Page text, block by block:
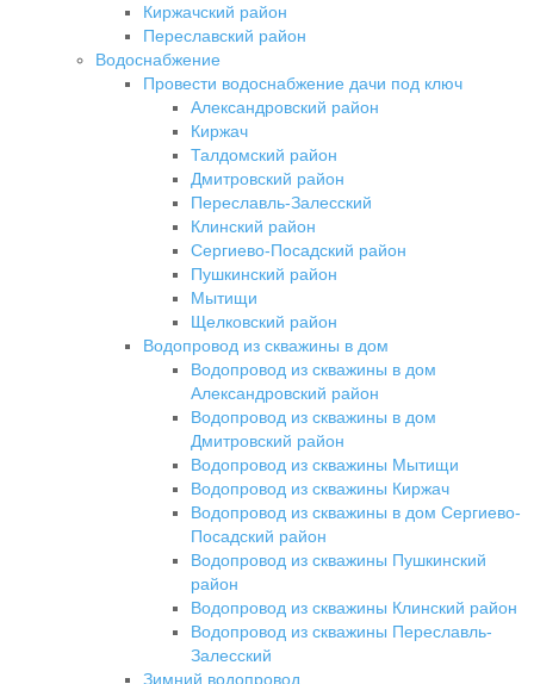
Киржачский район
Переславский район
Водоснабжение
Провести водоснабжение дачи под ключ
Александровский район
Киржач
Талдомский район
Дмитровский район
Переславль-Залесский
Клинский район
Сергиево-Посадский район
Пушкинский район
Мытищи
Щелковский район
Водопровод из скважины в дом
Водопровод из скважины в дом
Александровский район
Водопровод из скважины в дом
Дмитровский район
Водопровод из скважины Мытищи
Водопровод из скважины Киржач
Водопровод из скважины в дом Сергиево-
Посадский район
Водопровод из скважины Пушкинский
район
Водопровод из скважины Клинский район
Водопровод из скважины Переславль-
Залесский
Зимний водопровод